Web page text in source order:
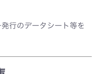
行のデータシート等を